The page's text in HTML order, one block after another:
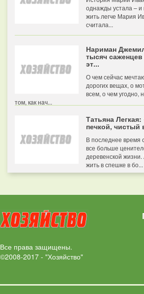
однажды устала – и
жить легче Мария
считала...
Нариман
тысяч
эт...
О чем сейчас
дорогих вещах, о
всем, о чем угодно,
том, как нач...
Татьяна
печкой, чистый
В последнее время
все больше
деревенской
жить в спешке в бо...
Все права защищены.
©2008-2017 - "Хозяйство"